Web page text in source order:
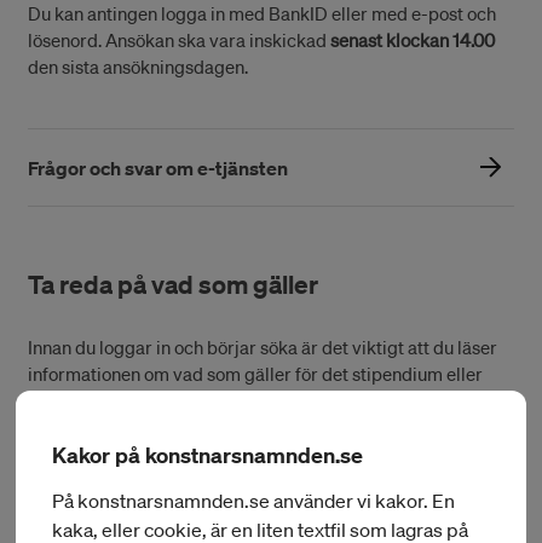
Du kan antingen logga in med BankID eller med e-post och
lösenord. Ansökan ska vara inskickad senast klockan 14.00
den sista ansökningsdagen.
Frågor och svar om e-tjänsten
Ta reda på vad som gäller
Innan du loggar in och börjar söka är det viktigt att du läser
informationen om vad som gäller för det stipendium eller
Läs om alla våra stipendier och bidrag
Kakor på konstnarsnamnden.se
På konstnarsnamnden.se använder vi kakor. En
kaka, eller cookie, är en liten textfil som lagras på